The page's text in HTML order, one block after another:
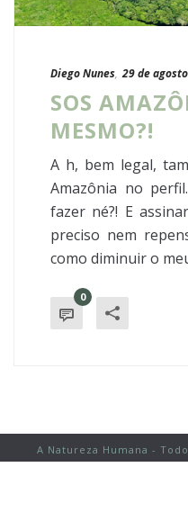
Diego Nunes, 29 de
SOS
MESMO?!
A h, bem legal,
Amazônia no
fazer né?! E
preciso nem
como diminuir o
0
A Natureza Humana -